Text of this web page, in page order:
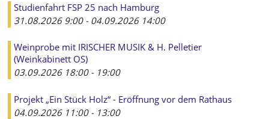
Studienfahrt FSP 25 nach Hamburg
31.08.2026 9:00 - 04.09.2026 14:00
Weinprobe mit IRISCHER MUSIK & H. Pelletier
(Weinkabinett OS)
03.09.2026 18:00 - 19:00
Projekt „Ein Stück Holz“ - Eröffnung vor dem Rathaus
04.09.2026 11:00 - 13:00